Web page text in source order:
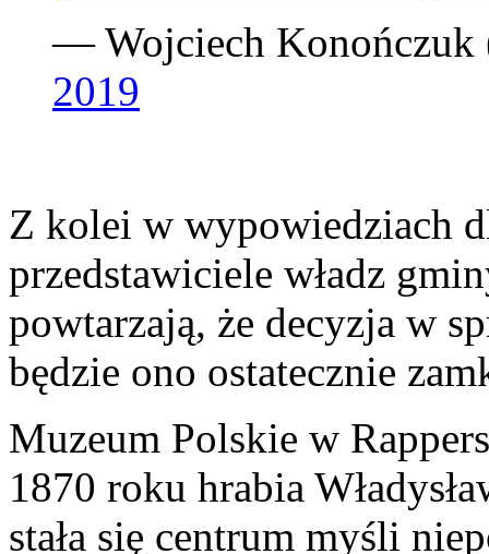
— Wojciech
2019
Z kolei w wypowiedziach
przedstawiciele władz
powtarzają, że decyzja w
będzie ono ostatecznie
Muzeum Polskie w
1870 roku hrabia
stała się centrum myśli